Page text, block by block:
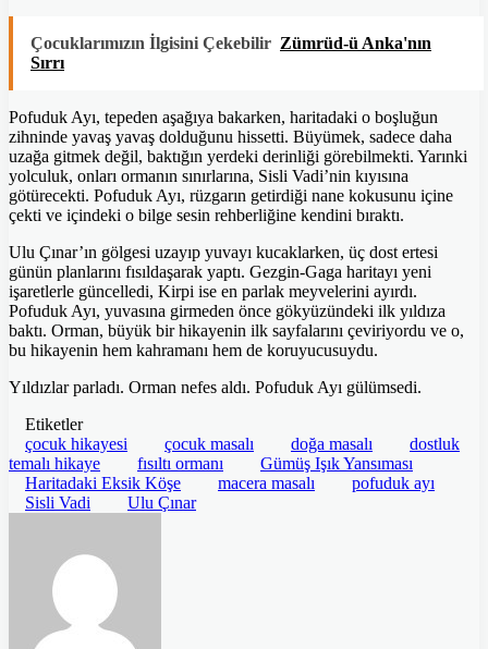
Çocuklarımızın İlgisini Çekebilir Zümrüd-ü Anka'nın
Sırrı
Pofuduk Ayı, tepeden aşağıya bakarken, haritadaki o boşluğun
zihninde yavaş yavaş dolduğunu hissetti. Büyümek, sadece daha
uzağa gitmek değil, baktığın yerdeki derinliği görebilmekti. Yarınki
yolculuk, onları ormanın sınırlarına, Sisli Vadi’nin kıyısına
götürecekti. Pofuduk Ayı, rüzgarın getirdiği nane kokusunu içine
çekti ve içindeki o bilge sesin rehberliğine kendini bıraktı.
Ulu Çınar’ın gölgesi uzayıp yuvayı kucaklarken, üç dost ertesi
günün planlarını fısıldaşarak yaptı. Gezgin-Gaga haritayı yeni
işaretlerle güncelledi, Kirpi ise en parlak meyvelerini ayırdı.
Pofuduk Ayı, yuvasına girmeden önce gökyüzündeki ilk yıldıza
baktı. Orman, büyük bir hikayenin ilk sayfalarını çeviriyordu ve o,
bu hikayenin hem kahramanı hem de koruyucusuydu.
Yıldızlar parladı. Orman nefes aldı. Pofuduk Ayı gülümsedi.
Etiketler
çocuk hikayesi
çocuk masalı doğa masalı
dostluk
temalı hikaye
fısıltı ormanı
Gümüş Işık Yansıması
Haritadaki Eksik Köşe
macera masalı
pofuduk ayı
Sisli Vadi
Ulu Çınar